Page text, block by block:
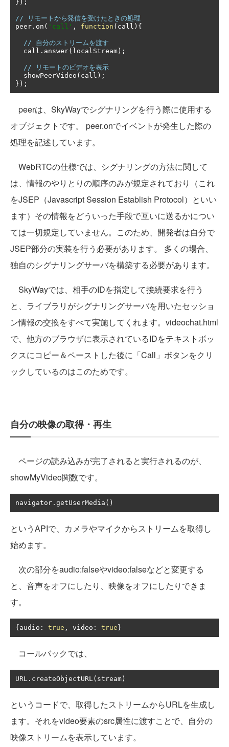
});
// リモートから発信を受けたときの処理
peer . on ( 'call' , function ( call ){
// 自分のストリームを渡す
  call
. answer( localStream);
// リモートのビデオを表示
  showPeerVideo
( call );
});
peerは、SkyWayでシグナリングを行う際に使用する
オブジェクトです。 peer.onでイベントが発生した際の
処理を記述しています。
WebRTCの仕様では、シグナリングの方法に関して
は、情報のやりとりの順序のみが規定されており（これ
をJSEP（Javascript Session Establish Protocol）といい
ます）その情報をどういった手段で互いに送るかについ
ては一切規定していません。このため、開発者は自分で
JSEP部分の実装を行う必要があります。 多くの場合、
独自のシグナリングサーバを構築する必要があります。
SkyWayでは、相手のIDを指定して接続要求を行う
と、ライブラリがシグナリングサーバを用いたセッショ
ン情報の交換をすべて実施してくれます。videochat.html
で、他方のブラウザに表示されているIDをテキストボッ
クスにコピー＆ペーストした後に「Call」ボタンをクリ
ックしているのはこのためです。
自分の映像の取得・再生
ページの読み込みが完了されると実行されるのが、
showMyVideo関数です。
navigator . getUserMedia ()
というAPIで、カメラやマイクからストリームを取得し
始めます。
次の部分をaudio:falseやvideo:falseなどと変更する
と、音声をオフにしたり、映像をオフにしたりできま
す。
{audio : true , video : true}
コールバックでは、
URL . createObjectURL ( stream)
というコードで、取得したストリームからURLを生成し
ます。それをvideo要素のsrc属性に渡すことで、自分の
映像ストリームを表示しています。